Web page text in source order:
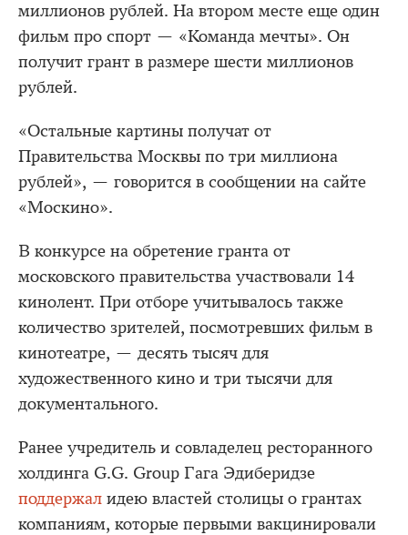
миллионов рублей. На втором месте еще один
фильм про спорт — «Команда мечты». Он
получит грант в размере шести миллионов
рублей.
«Остальные картины получат от
Правительства Москвы по три миллиона
рублей», — говорится в сообщении на сайте
«Москино».
В конкурсе на обретение гранта от
московского правительства участвовали 14
кинолент. При отборе учитывалось также
количество зрителей, посмотревших фильм в
кинотеатре, — десять тысяч для
художественного кино и три тысячи для
документального.
Ранее учредитель и совладелец ресторанного
холдинга G.G. Group Гага Эдиберидзе
поддержал идею властей столицы о грантах
компаниям, которые первыми вакцинировали